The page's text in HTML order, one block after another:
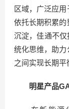
区域，广泛应用
依托长期积累
沉淀，佳通不
统化思维，助
之间实现长期平
明星产品